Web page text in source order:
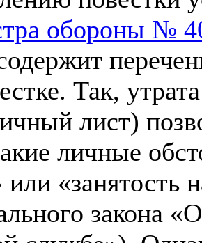
обороны №
Так,
лист)
личные
или «занятость
закона